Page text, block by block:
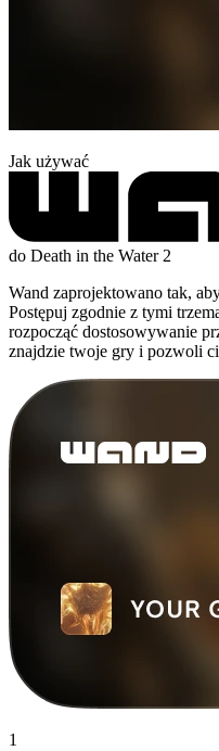
Jak używać
do Death in the Water 2
Wand zaprojektowano tak,
Postępuj zgodnie z tymi
rozpocząć dostosowywanie
znajdzie twoje gry i pozwoli
1